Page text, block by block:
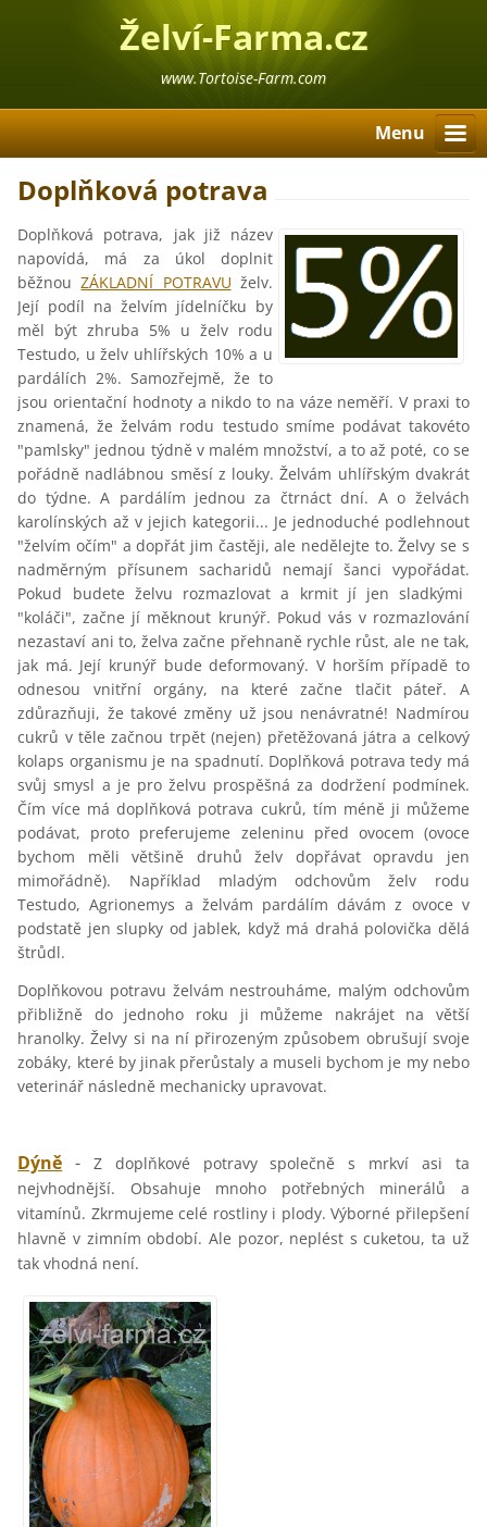
Želví-Farma.cz
www.Tortoise-Farm.com
Menu
Doplňková potrava
Doplňková potrava, jak již název
napovídá, má za úkol doplnit
běžnouZÁKLADNÍ POTRAVU želv.
Její podíl na želvím jídelníčku by
měl být zhruba 5% u želv rodu
Testudo, u želv uhlířských 10% a u
pardálích 2%. Samozřejmě, že to
jsou orientační hodnoty a nikdo to na váze neměří. V praxi to
znamená, že želvám rodu testudo smíme podávat takovéto
"pamlsky" jednou týdně v malém množství, a to až poté, co se
pořádně nadlábnou směsí z louky. Želvám uhlířským dvakrát
do týdne. A pardálím jednou za čtrnáct dní. A o želvách
karolínských až v jejich kategorii... Je jednoduché podlehnout
"želvím očím" a dopřát jim častěji, ale nedělejte to.Želvy se s
nadměrným přísunem sacharidů nemají šanci vypořádat.
Pokud budete želvu rozmazlovat a krmit jí jen sladkými
"koláči", začne jí měknout krunýř. Pokud vás v rozmazlování
nezastaví ani to, želva začne přehnaně rychle růst, ale ne tak,
jak má. Její krunýř bude deformovaný. V horším případě to
odnesou vnitřní orgány, na které začne tlačit páteř. A
zdůrazňuji, že takové změny už jsou nenávratné! Nadmírou
cukrů v těle začnou trpět (nejen) přetěžovaná játra a celkový
kolaps organismu je na spadnutí. Doplňková potrava tedy má
svůj smysl a je pro želvu prospěšná za dodržení podmínek.
Čím více má doplňková potrava cukrů, tím méně ji můžeme
podávat, proto preferujeme zeleninu před ovocem (ovoce
bychom měli většině druhů želv dopřávat opravdu jen
mimořádně). Například mladým odchovům želv rodu
Testudo, Agrionemys a želvám pardálím dávám z ovoce v
podstatě jen slupky od jablek, když má drahá polovička dělá
štrůdl.
Doplňkovou potravu želvám nestrouháme, malým odchovům
přibližně do jednoho roku ji můžeme nakrájet na větší
hranolky. Želvy si na ní přirozeným způsobem obrušují svoje
zobáky, které by jinak přerůstaly a museli bychom je my nebo
veterinář následně mechanicky upravovat.
Dýně - Z doplňkové potravy společně s mrkví asi ta
nejvhodnější. Obsahuje mnoho potřebných minerálů a
vitamínů. Zkrmujeme celé rostliny i plody. Výborné přilepšení
hlavně v zimním období. Ale pozor, neplést s cuketou, ta už
tak vhodná není.